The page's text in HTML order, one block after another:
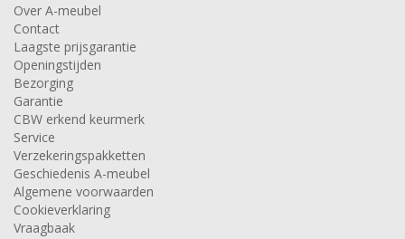
Over A-meubel
Contact
Laagste prijsgarantie
Openingstijden
Bezorging
Garantie
CBW erkend keurmerk
Service
Verzekeringspakketten
Geschiedenis A-meubel
Algemene voorwaarden
Cookieverklaring
Vraagbaak